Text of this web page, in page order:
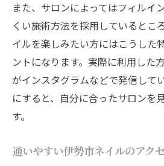
また、サロンによってはフィルイ
くい施術方法を採用しているとこ
イルを楽しみたい方にはこうした
ントになります。実際に利用した
がインスタグラムなどで発信して
にすると、自分に合ったサロンを
す。
通いやすい伊勢市ネイルのアク